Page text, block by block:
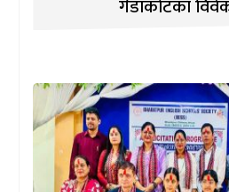
गैंडाकोटका